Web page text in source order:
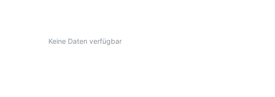
Keine Daten verfügbar